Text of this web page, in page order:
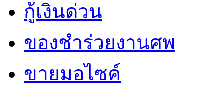
กู้เงินด่วน
ของชำร่วยงานศพ
ขายมอไซค์